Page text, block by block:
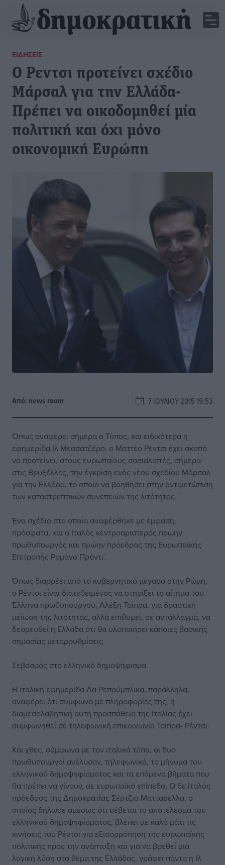
ΕΙΔΉΣΕΙΣ
Ο Ρεντσι προτείνει σχέδιο
Μάρσαλ για την Ελλάδα-
Πρέπει να οικοδομηθεί μία
πολιτική και όχι μόνο
οικονομική Ευρώπη
Από: news room 7 ΙΟΥΛΊΟΥ 2015 19:53
Όπως αναφέρει σήμερα ο Τύπος, και ειδικότερα η
εφημερίδα Ιλ Μεσσατζέρο, ο Ματτέο Ρέντσι έχει σκοπό
να προτείνει, στους ευρωπαίους σοσιαλιστές, σήμερα
στις Βρυξέλλες, την έγκριση ενός νέου σχεδίου Μάρσαλ
για την Ελλάδα, το οποίο να βοηθήσει στην αντιμετώπιση
των καταστρεπτικών συνεπειών της λιτότητας.
Ένα σχέδιο στο οποίο αναφέρθηκε με έμφαση,
πρόσφατα, και ο Ιταλός κεντροαριστερός πρώην
πρωθυπουργός και πρώην πρόεδρος της Ευρωπαϊκής
Επιτροπής Ρομάνο Πρόντι.
Όπως διαρρέει από το κυβερνητικό μέγαρο στην Ρώμη,
ο Ρέντσι είναι διατεθειμένος να στηρίξει το αίτημα του
Έλληνα πρωθυπουργού, Αλέξη Τσίπρα, για δραστική
μείωση της λιτότητας, αλλά επιθυμεί, σε αντάλλαγμα, να
δεσμευθεί η Ελλάδα ότι θα υλοποιήσει κάποιες βασικής
σημασίας μεταρρυθμίσεις.
Σεβασμός στο ελληνικό δημοψήφισμα
Η ιταλική εφημερίδα Λα Ρεπούμπλικα, παράλληλα,
αναφέρει ότι σύμφωνα με πληροφορίες της, η
διαμεσολαβητική αυτή προσπάθεια της Ιταλίας έχει
συμφωνηθεί σε τηλεφωνική επικοινωνία Τσίπρα- Ρέντσι.
Και χθες, σύμφωνα με τον ιταλικό τύπο, οι δυο
πρωθυπουργοί ανέλυσαν, τηλεφωνικά, το μήνυμα του
ελληνικού δημοψηφίσματος και τα επόμενα βήματα που
θα πρέπει να γίνουν, σε ευρωπαϊκό επίπεδο. Ο δε Ιταλός
πρόεδρος της Δημοκρατίας Σέρτζιο Ματταρέλλα, ο
οποίος δήλωσε αμέσως ότι σέβεται το αποτέλεσμα του
ελληνικού δημοψηφίσματος, βλέπει με καλό μάτι τις
κινήσεις του Ρέντσι για εξισορρόπηση της ευρωπαϊκής
πολιτικής προς την ανάπτυξη και για να βρεθεί μια
λογική λύση στο θέμα της Ελλάδας, γράφει πάντα η Ιλ